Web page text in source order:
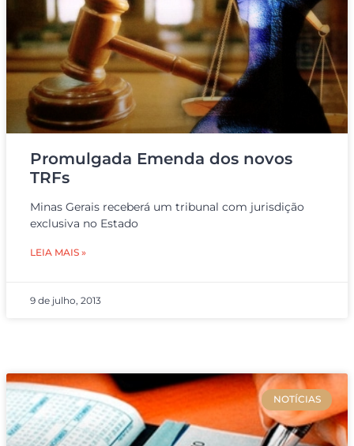
Promulgada Emenda dos novos
TRFs
Minas Gerais receberá um tribunal com jurisdição
exclusiva no Estado
LEIA MAIS »
9 de julho, 2013
NOTÍCIAS